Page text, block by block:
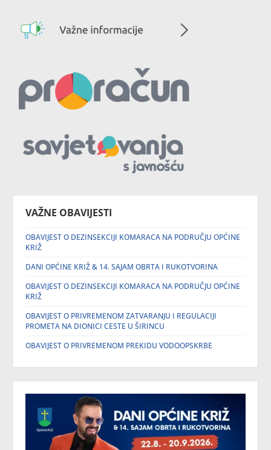
VAŽNE OBAVIJESTI
OBAVIJEST O DEZINSEKCIJI KOMARACA NA PODRUČJU OPĆINE
KRIŽ
DANI OPĆINE KRIŽ & 14. SAJAM OBRTA I RUKOTVORINA
OBAVIJEST O DEZINSEKCIJI KOMARACA NA PODRUČJU OPĆINE
KRIŽ
OBAVIJEST O PRIVREMENOM ZATVARANJU I REGULACIJI
PROMETA NA DIONICI CESTE U ŠIRINCU
OBAVIJEST O PRIVREMENOM PREKIDU VODOOPSKRBE